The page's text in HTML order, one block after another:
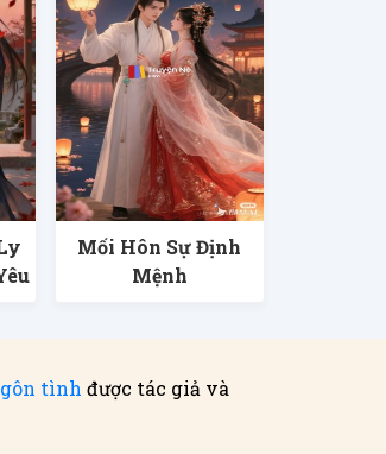
Mối Hôn Sự Định
Mệnh
tình được tác giả và